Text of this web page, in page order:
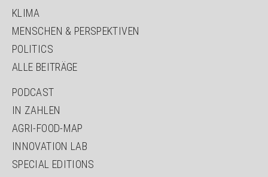
KLIMA
MENSCHEN & PERSPEKTIVEN
POLITICS
ALLE BEITRÄGE
PODCAST
IN ZAHLEN
AGRI-FOOD-MAP
INNOVATION LAB
SPECIAL EDITIONS